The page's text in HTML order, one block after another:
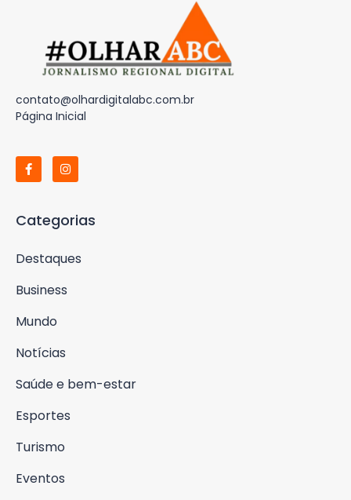
contato@olhardigitalabc.com.br
Página Inicial
Categorias
Destaques
Business
Mundo
Notícias
Saúde e bem-estar
Esportes
Turismo
Eventos